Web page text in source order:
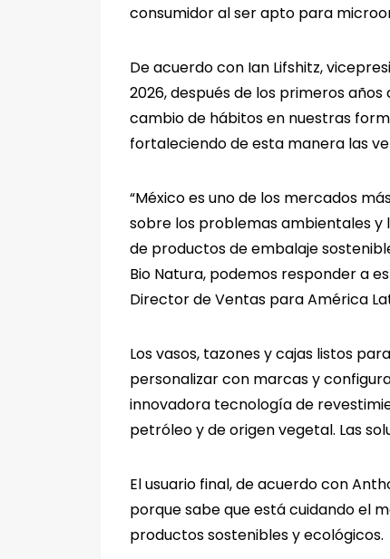
consumidor al ser apto para
De acuerdo con Ian Lifshitz,
2026, después de los primeros
cambio de hábitos en nuestras
fortaleciendo de esta manera las
“México es uno de los mercados
sobre los problemas ambientales y
de productos de embalaje
Bio Natura, podemos responder a
Director de Ventas para América
Los vasos, tazones y cajas listos
personalizar con marcas y
innovadora tecnología de
petróleo y de origen vegetal. Las
El usuario final, de acuerdo con
porque sabe que está cuidando el
productos sostenibles y ecológicos.